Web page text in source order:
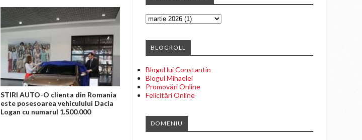
STIRI AUTO-O clienta din Romania
este posesoarea vehiculului Dacia
Logan cu numarul 1.500.000
BLOGROLL
Blogul lui Constantin
Blogul Mihaelei
Promovări Online
Felicitări Online
DOMENIU